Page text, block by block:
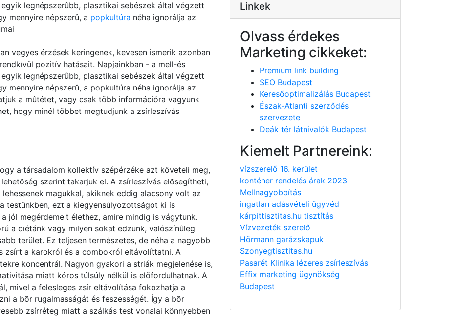
legnépszerûbb, plasztikai sebészek által végzett
mennyire népszerû, a popkultúra néha ignorálja az
vegyes érzések keringenek, kevesen ismerik azonban
pozitív hatásait. Napjainkban - a mell-és
legnépszerûbb, plasztikai sebészek által végzett
mennyire népszerû, a popkultúra néha ignorálja az
a mûtétet, vagy csak több információra vagyunk
hogy minél többet megtudjunk a zsírleszívás
a társadalom kollektív szépérzéke azt követeli meg,
szerint takarjuk el. A zsírleszívás elõsegítheti,
magukkal, akiknek eddig alacsony volt az
testünkben, ezt a kiegyensúlyozottságot ki is
jól megérdemelt élethez, amire mindig is vágytunk.
a diétánk vagy milyen sokat edzünk, valószínûleg
terület. Ez teljesen természetes, de néha a nagyobb
zsírt a karokról és a combokról eltávolíttatni. A
koncentrál. Nagyon gyakori a striák megjelenése is,
miatt kóros túlsúly nélkül is elõfordulhatnak. A
mivel a felesleges zsír eltávolítása fokozhatja a
a bõr rugalmasságát és feszességét. Így a bõr
zsírréteg miatt a szálkás test vonalai könnyebben
Linkek
Olvass érdekes
Marketing cikkeket:
Premium link building
SEO Budapest
Keresőoptimalizálás Budapest
Észak-Atlanti szerződés
szervezete
Deák tér látnivalók Budapest
Kiemelt Partnereink:
vízszerelő 16. kerület
konténer rendelés árak 2023
Mellnagyobbítás
ingatlan adásvételi ügyvéd
kárpittisztitas.hu tisztítás
Vízvezeték szerelő
Hörmann garázskapuk
Szonyegtisztitas.hu
Pasarét Klinika lézeres zsírleszívás
Effix marketing ügynökség
Budapest